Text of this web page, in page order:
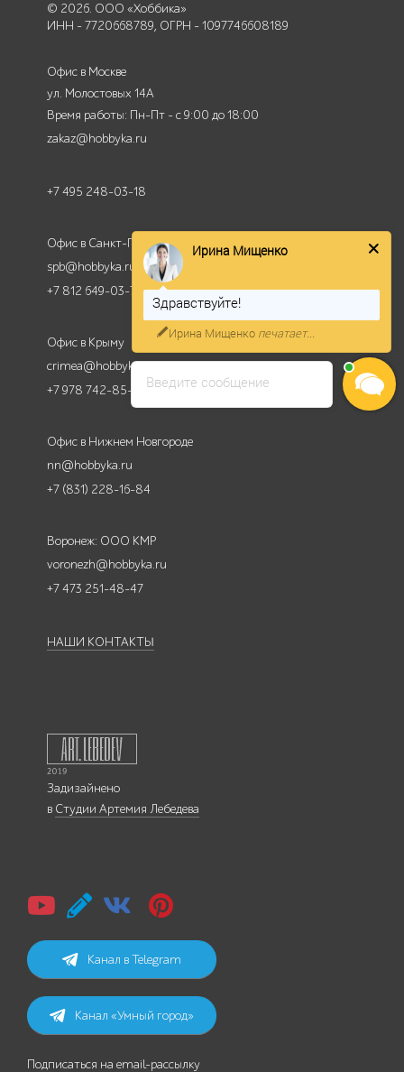
© 2026. ООО «Хоббика»
ИНН - 7720668789, ОГРН - 1097746608189
Офис в Москве
ул. Молостовых 14А
Время работы: Пн-Пт - с 9:00 до 18:00
zakaz@hobbyka.ru
+7 495 248-03-18
Офис в Санкт-Петербурге
spb@hobbyka.ru
+7 812 649-03-73
Офис в Крыму
crimea@hobbyka.ru
+7 978 742-85-95
Офис в Нижнем Новгороде
nn@hobbyka.ru
+7 (831) 228-16-84
Воронеж: ООО КМР
voronezh@hobbyka.ru
+7 473 251-48-47
НАШИ КОНТАКТЫ
Задизайнено
в Студии Артемия Лебедева
Канал в Telegram
Канал «Умный город»
Подписаться на email-рассылку
Введите сообщение
Ирина Мищенко
Здравствуйте!
Ирина Мищенко печатает...